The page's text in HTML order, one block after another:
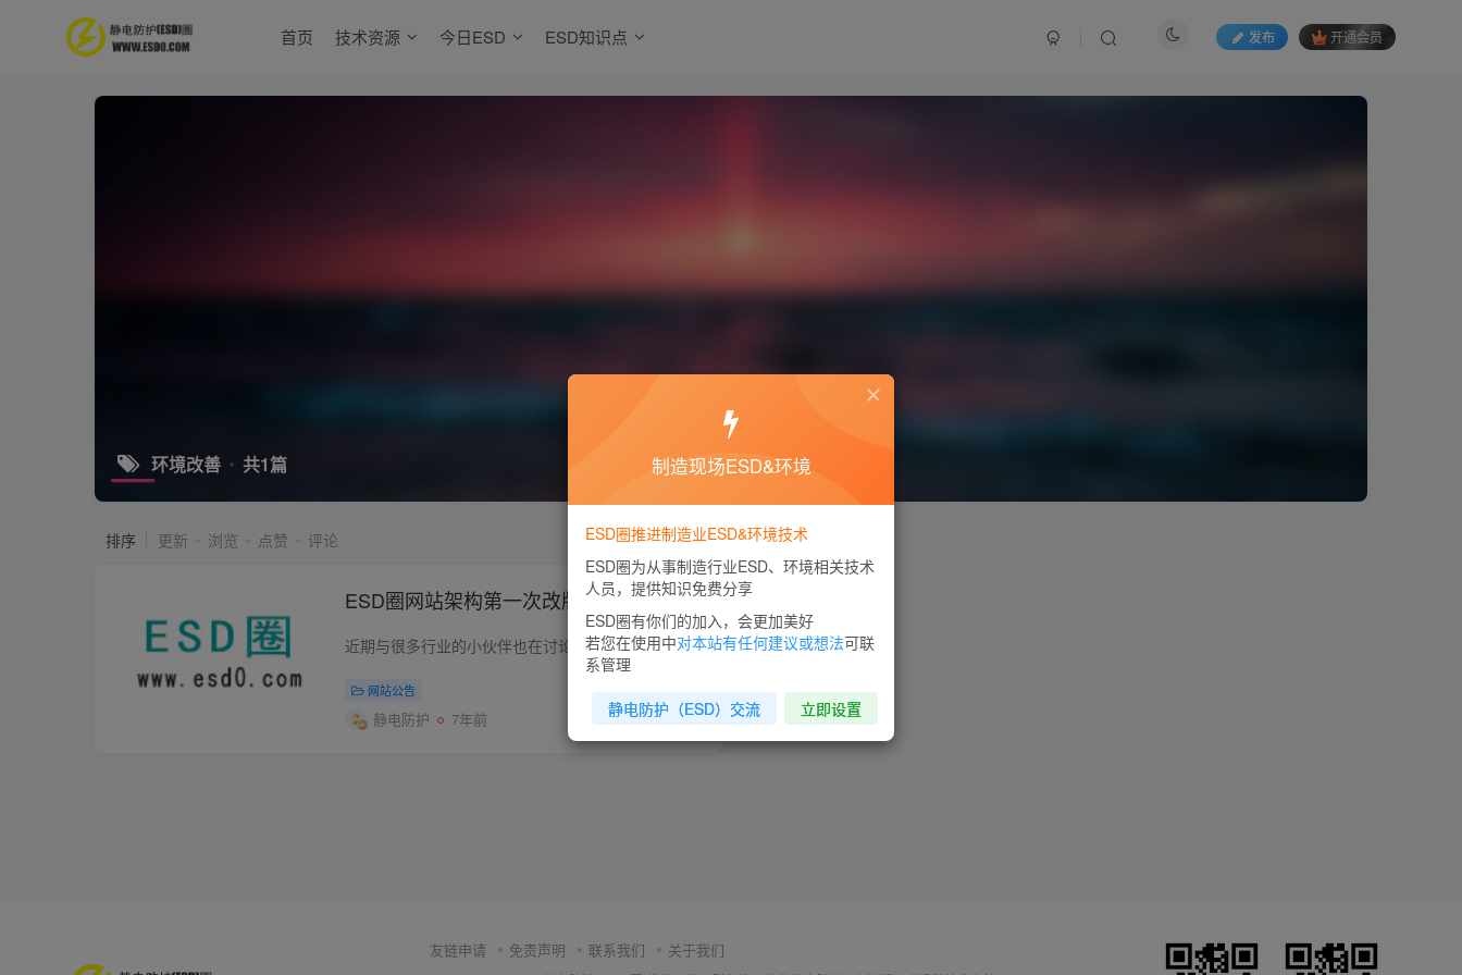
首页 技术资源 今日ESD ESD知识点 发布 开通会员
环境改善 共1篇
排序 更新 浏览 点赞 评论
ESD圈网站架构第一次改版的通知
近期与很多行业的小伙伴也在讨论关于网站建设的目的是什么？公益吗？好吧，那就公益到底，但是要做好此公益性质的网站也不容易，我们为了更好的服务于ESD领域及制造相关的技术，为了丰富ESD圈的...
网站公告
静电防护 7年前 1.7W+ 1
友链申请 免责声明 联系我们 关于我们
制造现场ESD&环境
ESD圈推进制造业ESD&环境技术
ESD圈为从事制造行业ESD、环境相关技术
人员，提供知识免费分享
ESD圈有你们的加入，会更加美好
若您在使用中对本站有任何建议或想法可联
系管理
静电防护（ESD）交流 立即设置